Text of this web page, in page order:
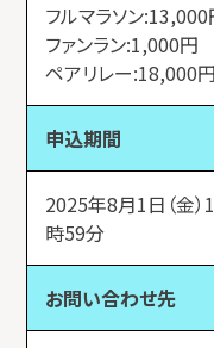
フルマラソン:13,000
ファンラン:1,000円
ペアリレー:18,000円
申込期間
2025年8月1日（金
時59分
お問い合わせ先